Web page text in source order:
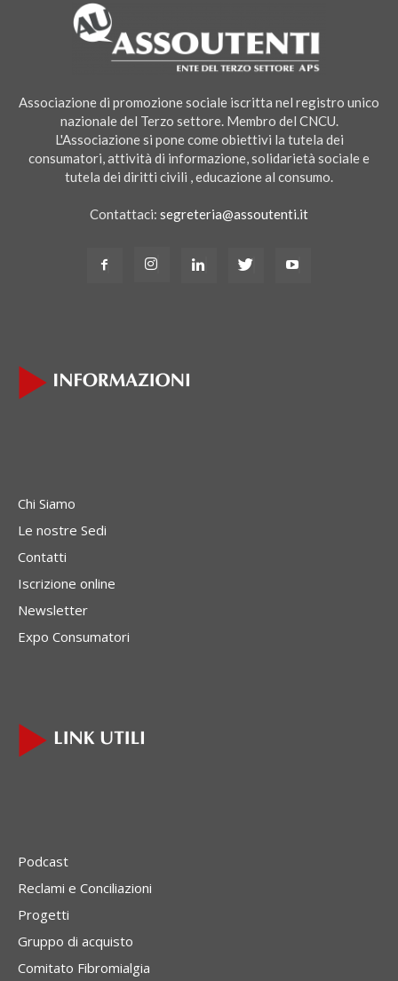
Associazione di promozione sociale iscritta nel registro unico
nazionale del Terzo settore. Membro del CNCU.
L'Associazione si pone come obiettivi la tutela dei
consumatori, attività di informazione, solidarietà sociale e
tutela dei diritti civili , educazione al consumo.
Contattaci: segreteria@assoutenti.it
Chi Siamo
Le nostre Sedi
Contatti
Iscrizione online
Newsletter
Expo Consumatori
Podcast
Reclami e Conciliazioni
Progetti
Gruppo di acquisto
Comitato Fibromialgia